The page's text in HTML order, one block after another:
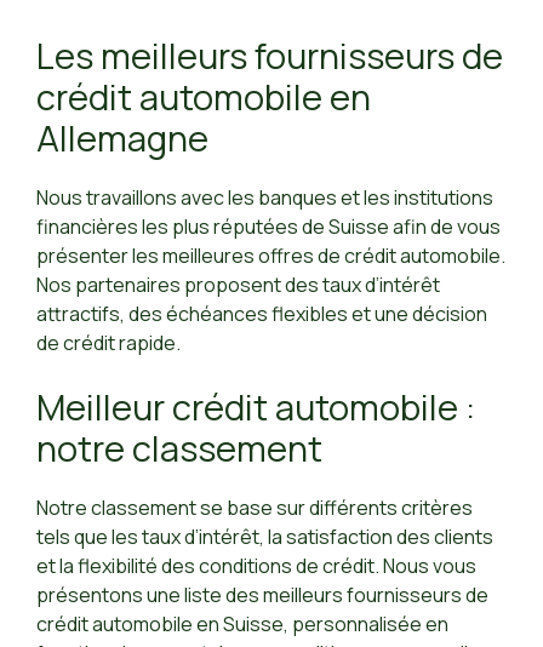
Les meilleurs fournisseurs de
crédit automobile en
Allemagne
Nous travaillons avec les banques et les institutions
financières les plus réputées de Suisse afin de vous
présenter les meilleures offres de crédit automobile.
Nos partenaires proposent des taux d’intérêt
attractifs, des échéances flexibles et une décision
de crédit rapide.
Meilleur crédit automobile :
notre classement
Notre classement se base sur différents critères
tels que les taux d’intérêt, la satisfaction des clients
et la flexibilité des conditions de crédit. Nous vous
présentons une liste des meilleurs fournisseurs de
crédit automobile en Suisse, personnalisée en